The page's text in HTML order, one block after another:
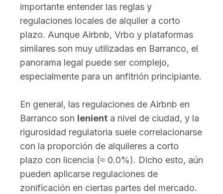
importante entender las reglas y
regulaciones locales de alquiler a corto
plazo. Aunque Airbnb, Vrbo y plataformas
similares son muy utilizadas en Barranco, el
panorama legal puede ser complejo,
especialmente para un anfitrión principiante.
En general, las regulaciones de Airbnb en
Barranco son lenient a nivel de ciudad, y la
rigurosidad regulatoria suele correlacionarse
con la proporción de alquileres a corto
plazo con licencia (≈ 0.0%). Dicho esto, aún
pueden aplicarse regulaciones de
zonificación en ciertas partes del mercado.